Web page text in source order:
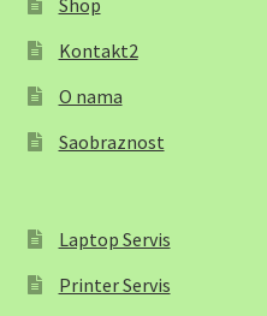
Shop
Kontakt2
O nama
Saobraznost
Laptop Servis
Printer Servis